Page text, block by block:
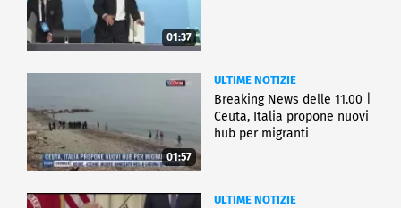
01:37
01:57
ULTIME NOTIZIE
Breaking News delle 11.00 |
Ceuta, Italia propone nuovi
hub per migranti
ULTIME NOTIZIE